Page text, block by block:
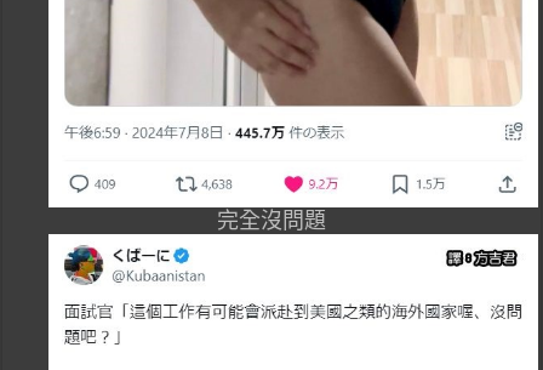
完全沒問題